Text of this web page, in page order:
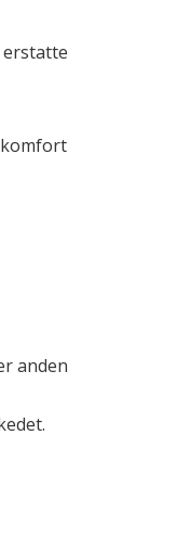
komfort
anden